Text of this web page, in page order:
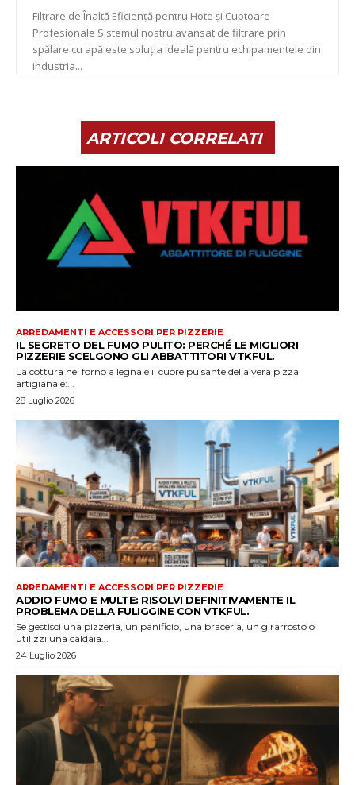
Filtrare de Înaltă Eficiență pentru Hote și Cuptoare
Profesionale Sistemul nostru avansat de filtrare prin
spălare cu apă este soluția ideală pentru echipamentele din
industria...
ARTICOLI CORRELATI
ARREDAMENTI E ACCESSORI PER PIZZERIE
IL SEGRETO DEL FUMO PULITO: PERCHÉ LE MIGLIORI
PIZZERIE SCELGONO GLI ABBATTITORI VTKFUL.
La cottura nel forno a legna è il cuore pulsante della vera pizza
artigianale:...
28 Luglio 2026
ARREDAMENTI E ACCESSORI PER PIZZERIE
ADDIO FUMO E MULTE: RISOLVI DEFINITIVAMENTE IL
PROBLEMA DELLA FULIGGINE CON VTKFUL.
Se gestisci una pizzeria, un panificio, una braceria, un girarrosto o
utilizzi una caldaia...
24 Luglio 2026